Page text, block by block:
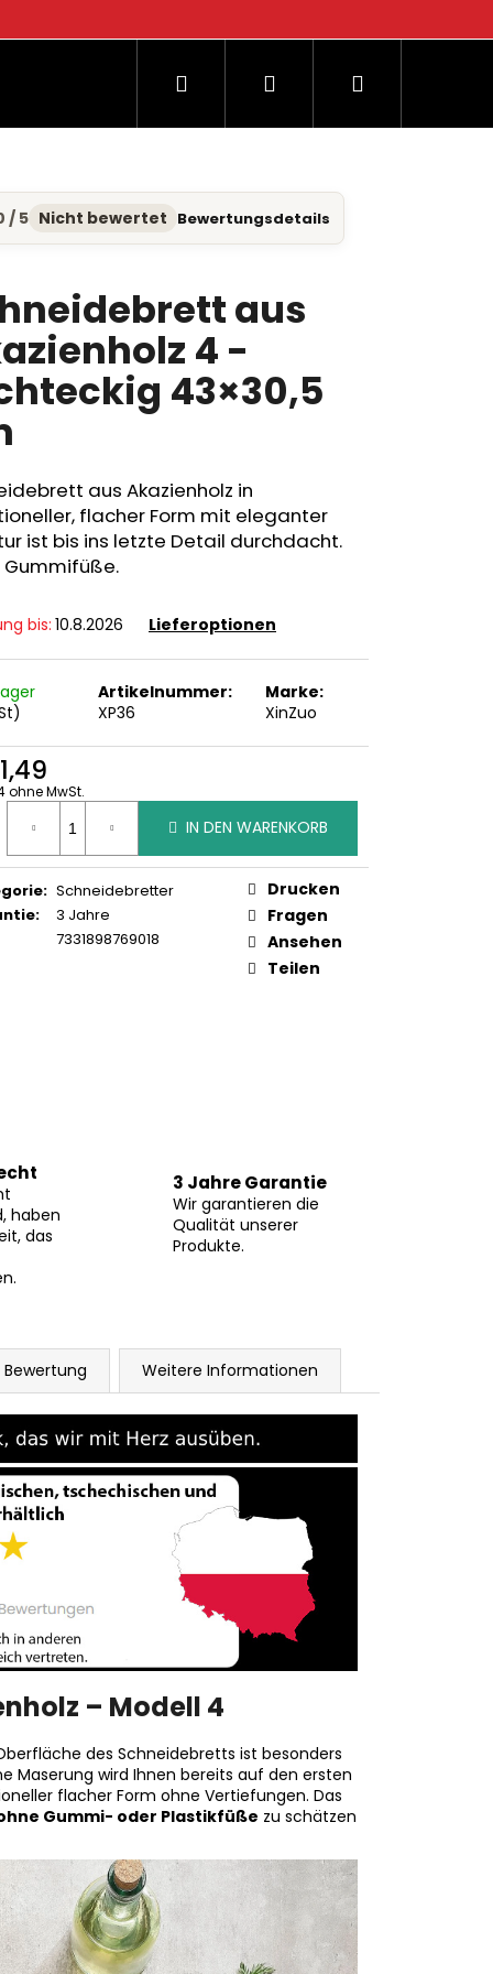
SuchenLogin Warenkorb
/ 5 Nicht bewertet Bewertungsdetails
aus
4 -
43×30,5
aus Akazienholz in
flacher Form mit eleganter
ist bis ins letzte Detail durchdacht.
Gummifüße.
bis:10.8.2026 Lieferoptionen
Artikelnummer:
XP36
Marke:
XinZuo
ohne MwSt.
IN DEN WARENKORB
: Schneidebretter
:
3 Jahre
7331898769018
Drucken
Fragen
Ansehen
Teilen
haben
das
3 Jahre Garantie
Wir garantieren die
Qualität unserer
Produkte.
Bewertung Weitere Informationen
– Modell 4
des Schneidebretts ist besonders
Maserung wird Ihnen bereits auf den ersten
flacher Form ohne Vertiefungen. Das
Gummi- oder Plastikfüße zu schätzen